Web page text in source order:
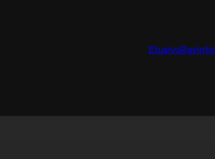
Etusivu